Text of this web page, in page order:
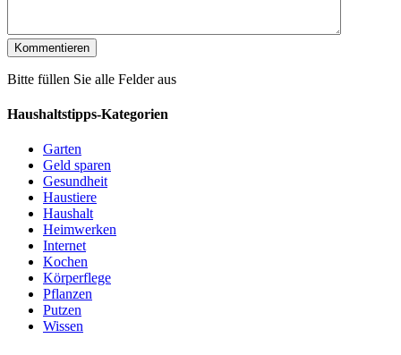
Bitte füllen Sie alle Felder aus
Haushaltstipps-Kategorien
Garten
Geld sparen
Gesundheit
Haustiere
Haushalt
Heimwerken
Internet
Kochen
Körperflege
Pflanzen
Putzen
Wissen